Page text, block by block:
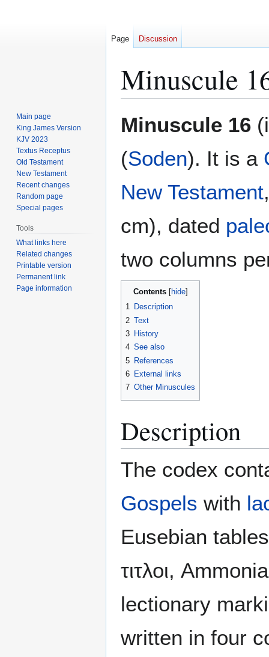
Minuscule
toto
Minuscule 16
(Soden). It is a
New Testament
cm), dated
two columns
Contents
1 Description
2 Text
3 History
4 See also
5 References
6 External links
7 Other Minuscules
Description
The codex
Gospels with
Eusebian
τιτλοι,
lectionary
written in four
Page Discussion
Main page
King James Version
KJV 2023
Textus Receptus
Old Testament
New Testament
Recent changes
Random page
Special pages
Tools
What links here
Related changes
Printable version
Permanent link
Page information